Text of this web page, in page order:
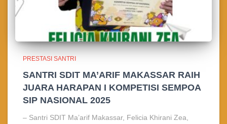
PRESTASI SANTRI
SANTRI SDIT MA’ARIF MAKASSAR RAIH
JUARA HARAPAN I KOMPETISI SEMPOA
SIP NASIONAL 2025
– Santri SDIT Ma’arif Makassar, Felicia Khirani Zea,